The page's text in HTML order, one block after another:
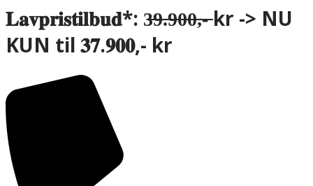
𝐋𝐚𝐯𝐩𝐫𝐢𝐬𝐭𝐢𝐥𝐛𝐮𝐝*: 3̶9̶.̶9̶0̶0̶,̶-̶ kr -> NU
KUN til 𝟑𝟕.𝟗𝟎𝟎,- kr